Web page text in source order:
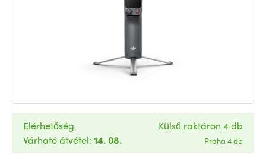
Elérhetőség
Várható átvétel: 14. 08.
Külső raktáron 4 db
Praha 4 db